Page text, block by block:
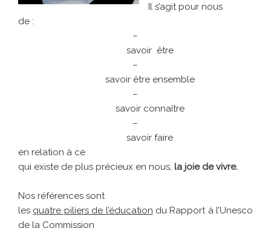
Il s’agit pour nous
de :
–
savoir être
–
savoir être ensemble
–
savoir connaître
–
savoir faire
en relation à ce
qui existe de plus précieux en nous, la joie de vivre.
Nos références sont
les quatre piliers de l’éducation du Rapport à l’Unesco
de la Commission